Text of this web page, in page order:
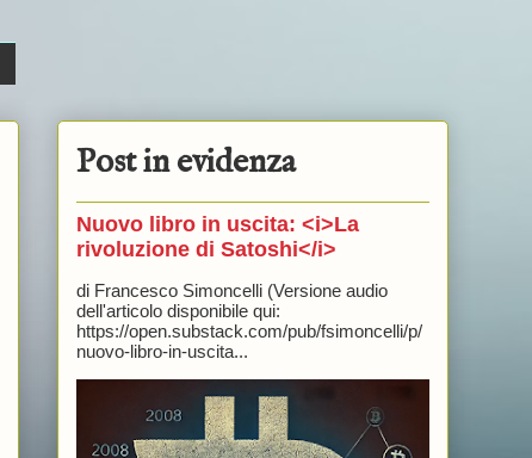
Post in evidenza
Nuovo libro in uscita: <i>La
rivoluzione di Satoshi</i>
di Francesco Simoncelli (Versione audio
dell'articolo disponibile qui:
https://open.substack.com/pub/fsimoncelli/p/
nuovo-libro-in-uscita...